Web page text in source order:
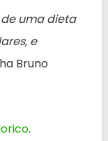
uma dieta
e
Bruno
.